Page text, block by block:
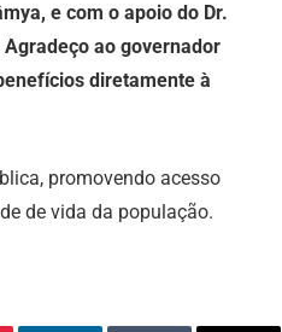
e com o apoio do Dr.
ao governador
diretamente à
promovendo acesso
de vida da população.